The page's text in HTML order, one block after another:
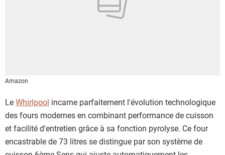
Amazon
LeWhirlpool incarne parfaitement l'évolution technologique
des fours modernes en combinant performance de cuisson
et facilité d'entretien grâce à sa fonction pyrolyse. Ce four
encastrable de 73 litres se distingue par son système de